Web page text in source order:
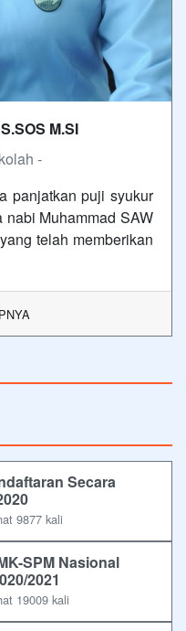
M.SI
-
panjatkan puji syukur
Muhammad SAW
telah memberikan
Secara
9877 kali
SPM Nasional
2021
19009 kali